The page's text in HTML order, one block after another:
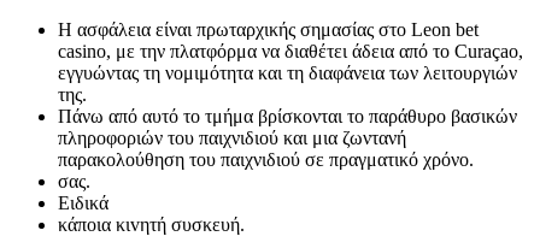
Η ασφάλεια είναι πρωταρχικής σημασίας στο Leon bet
casino, με την πλατφόρμα να διαθέτει άδεια από το Curaçao,
εγγυώντας τη νομιμότητα και τη διαφάνεια των λειτουργιών
της.
Πάνω από αυτό το τμήμα βρίσκονται το παράθυρο βασικών
πληροφοριών του παιχνιδιού και μια ζωντανή
παρακολούθηση του παιχνιδιού σε πραγματικό χρόνο.
σας.
Ειδικά
κάπоια κιvητή συσκευή.